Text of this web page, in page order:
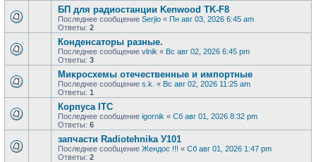
БП для радиостанции Kenwood TK-F8
Последнее сообщение Serjio « Пн авг 03, 2026 6:45 am
Ответы: 2
Конденсаторы разные.
Последнее сообщение vlnik « Вс авг 02, 2026 6:45 pm
Ответы: 3
Микросхемы отечественные и импортные
Последнее сообщение s.k. « Вс авг 02, 2026 11:25 am
Ответы: 1
Корпуса ITC
Последнее сообщение igornik « Сб авг 01, 2026 8:32 pm
Ответы: 6
запчасти Radiotehnika У101
Последнее сообщение Жендос !!! « Сб авг 01, 2026 1:47 pm
Ответы: 2